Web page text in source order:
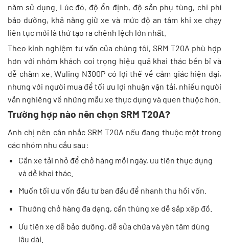
năm sử dụng. Lúc đó, độ ổn định, độ sẵn phụ tùng, chi phí
bảo dưỡng, khả năng giữ xe và mức độ an tâm khi xe chạy
liên tục mới là thứ tạo ra chênh lệch lớn nhất.
Theo kinh nghiệm tư vấn của chúng tôi, SRM T20A phù hợp
hơn với nhóm khách coi trọng hiệu quả khai thác bền bỉ và
dễ chăm xe. Wuling N300P có lợi thế về cảm giác hiện đại,
nhưng với người mua để tối ưu lợi nhuận vận tải, nhiều người
vẫn nghiêng về những mẫu xe thực dụng và quen thuộc hơn.
Trường hợp nào nên chọn SRM T20A?
Anh chị nên cân nhắc SRM T20A nếu đang thuộc một trong
các nhóm nhu cầu sau:
Cần xe tải nhỏ để chở hàng mỗi ngày, ưu tiên thực dụng
và dễ khai thác.
Muốn tối ưu vốn đầu tư ban đầu để nhanh thu hồi vốn.
Thường chở hàng đa dạng, cần thùng xe dễ sắp xếp đồ.
Ưu tiên xe dễ bảo dưỡng, dễ sửa chữa và yên tâm dùng
lâu dài.